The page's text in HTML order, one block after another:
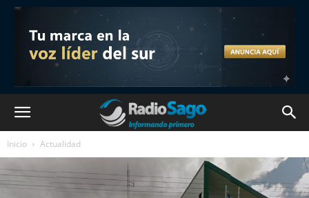
Inicio Actualidad